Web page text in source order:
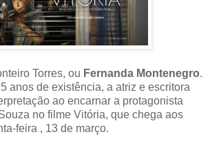
Torres, ou Fernanda Montenegro.
anos de existência, a atriz e escritora
ao encarnar a protagonista
no filme Vitória, que chega aos
feira , 13 de março.